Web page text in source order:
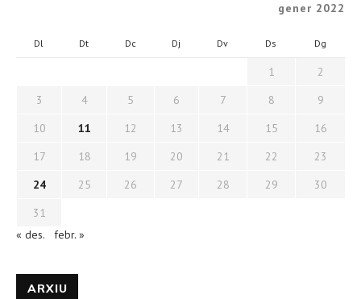
gener 2022
Dl Dt Dc Dj Dv Ds Dg
1
2
3
4 5 6 7 8
9
10
11 12 13 14 15
16
17
18 19 20 21 22
23
24
25 26 27 28 29
30
31
« des.
febr. »
ARXIU